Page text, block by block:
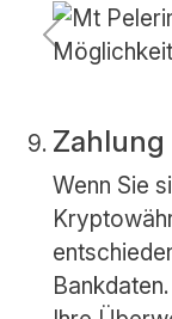
Vorherige
Zahlung
Wenn Sie